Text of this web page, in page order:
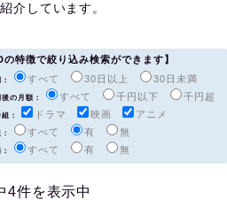
介しています。
の特徴で絞り込み検索ができます】
すべて 30日以上 30日未満
の月額： すべて 千円以下 千円超
： ドラマ 映画 アニメ
すべて 有 無
すべて 有 無
4件を表示中